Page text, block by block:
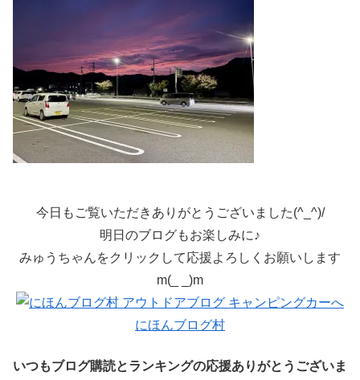
今日もご覧いただきありがとうございました(^_^)/
明日のブログもお楽しみに♪
みゅうちゃんをクリックして応援よろしくお願いします
m(_ _)m
にほんブログ村
いつもブログ購読とランキングの応援ありがとうございま